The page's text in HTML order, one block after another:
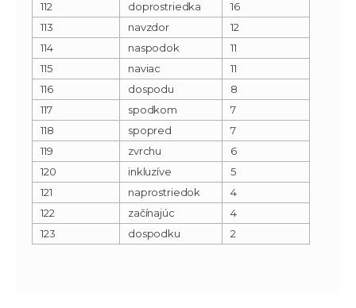
112
doprostriedka
16
113
navzdor
12
114
naspodok
11
115
naviac
11
116
dospodu
8
117
spodkom
7
118
spopred
7
119
zvrchu
6
120
inkluzíve
5
121
naprostriedok
4
122
začínajúc
4
123
dospodku 2